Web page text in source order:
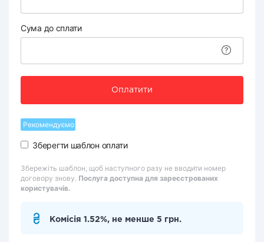
Сума до сплати
Оплатити
Рекомендуємо
Зберегти шаблон оплати
Збережіть шаблон, щоб наступного разу не вводити номер
договору знову. Послуга доступна для зареєстрованих
користувачів.
Комісія 1.52%, не менше 5 грн.